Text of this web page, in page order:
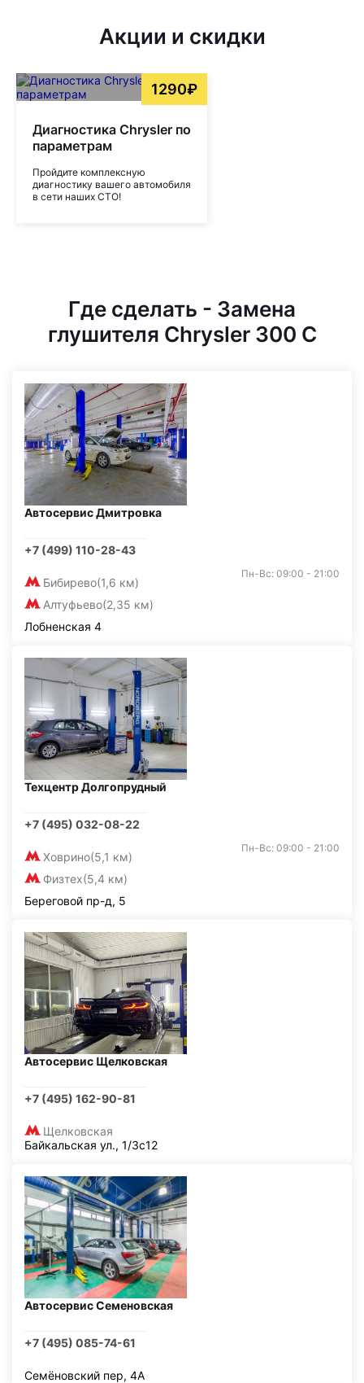
Акции и скидки
1290₽
Диагностика Chrysler по
параметрам
Пройдите комплексную
диагностику вашего автомобиля
в сети наших СТО!
Где сделать - Замена
глушителя Chrysler 300 C
Автосервис Дмитровка
+7 (499) 110-28-43
Бибирево(1,6 км)
Алтуфьево(2,35 км)
Пн-Вс: 09:00 - 21:00
Лобненская 4
Техцентр Долгопрудный
+7 (495) 032-08-22
Ховрино(5,1 км)
Физтех(5,4 км)
Пн-Вс: 09:00 - 21:00
Береговой пр-д, 5
Автосервис Щелковская
+7 (495) 162-90-81
Щелковская
Байкальская ул., 1/3с12
Автосервис Семеновская
+7 (495) 085-74-61
Семёновский пер, 4А